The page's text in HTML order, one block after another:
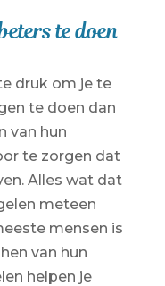
te doen
druk om je te
te doen dan
van hun
te zorgen dat
Alles wat dat
meteen
mensen is
van hun
helpen je